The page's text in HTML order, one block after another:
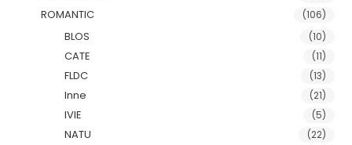
ROMANTIC (106)
BLOS (10)
CATE (11)
FLDC (13)
Inne (21)
IVIE (5)
NATU (22)